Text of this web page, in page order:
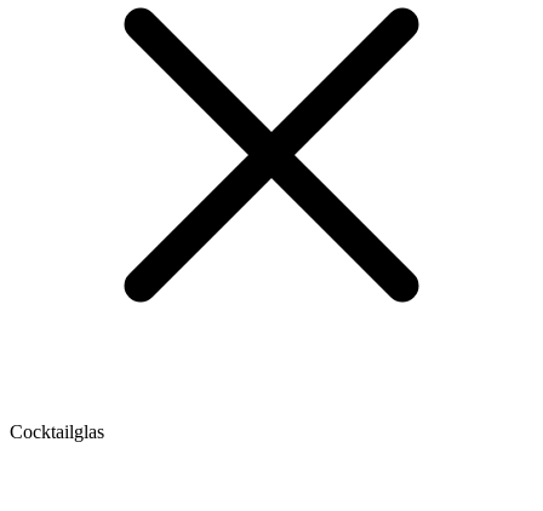
Cocktailglas